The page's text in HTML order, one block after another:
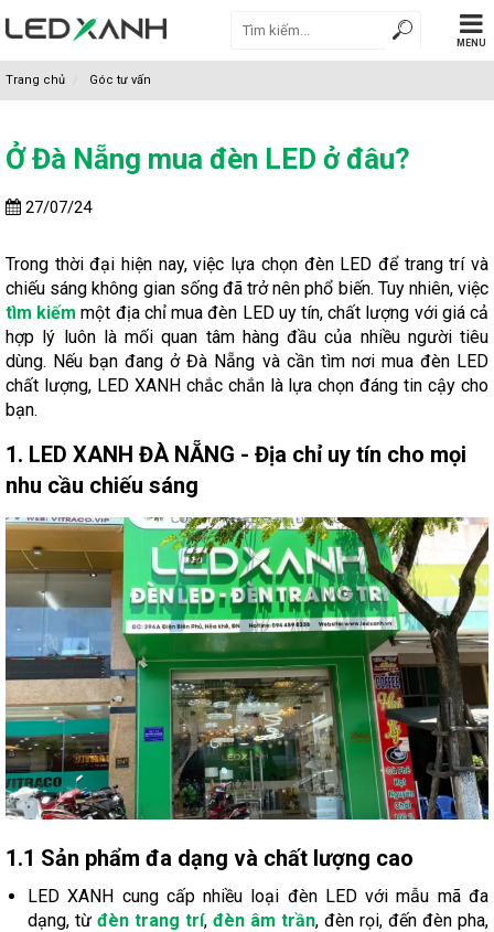
MENU
Trang chủ Góc tư vấn
Ở Đà Nẵng mua đèn LED ở đâu?
27/07/24
Trong thời đại hiện nay, việc lựa chọn đèn LED để trang trí và
chiếu sáng không gian sống đã trở nên phổ biến. Tuy nhiên, việc
tìm kiếm một địa chỉ mua đèn LED uy tín, chất lượng với giá cả
hợp lý luôn là mối quan tâm hàng đầu của nhiều người tiêu
dùng. Nếu bạn đang ở Đà Nẵng và cần tìm nơi mua đèn LED
chất lượng, LED XANH chắc chắn là lựa chọn đáng tin cậy cho
bạn.
1. LED XANH ĐÀ NẴNG - Địa chỉ uy tín cho mọi
nhu cầu chiếu sáng
1.1 Sản phẩm đa dạng và chất lượng cao
LED XANH cung cấp nhiều loại đèn LED với mẫu mã đa
dạng, từ đèn trang trí, đèn âm trần, đèn rọi, đến đèn pha,